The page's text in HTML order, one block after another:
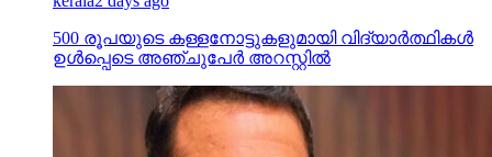
ഉള്‍പ്പെടെ അഞ്ചുപേര്‍ അറസ്റ്റില്‍